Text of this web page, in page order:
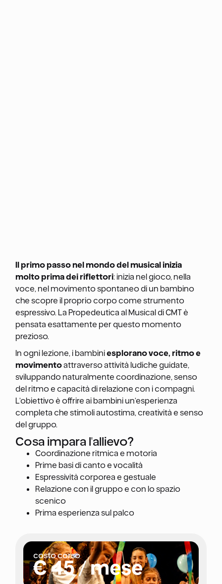
Il primo passo nel mondo del musical inizia
molto prima dei riflettori: inizia nel gioco, nella
voce, nel movimento spontaneo di un bambino
che scopre il proprio corpo come strumento
espressivo. La Propedeutica al Musical di CMT è
pensata esattamente per questo momento
prezioso.
In ogni lezione, i bambiniesplorano voce, ritmo e
movimentoattraverso attività ludiche guidate,
sviluppando naturalmente coordinazione, senso
del ritmo e capacità di relazione con i compagni.
L’obiettivo è offrire ai bambini un’esperienza
completa che stimoli autostima, creatività e senso
del gruppo.
Cosa impara l'allievo?
Coordinazione ritmica e motoria
Prime basi di canto e vocalità
Espressività corporea e gestuale
Relazione con il gruppo e con lo spazio
scenico
Prima esperienza sul palco
costo corso
€ 45 / mese